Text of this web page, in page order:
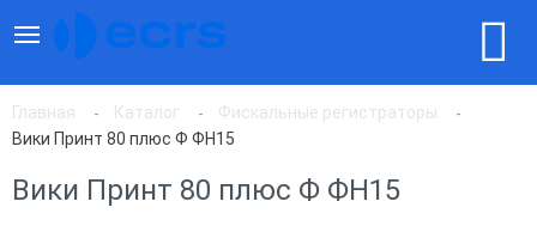
Главная Каталог
Фискальные регистраторы
Вики Принт 80 плюс Ф ФН15
Вики Принт 80 плюс Ф ФН15